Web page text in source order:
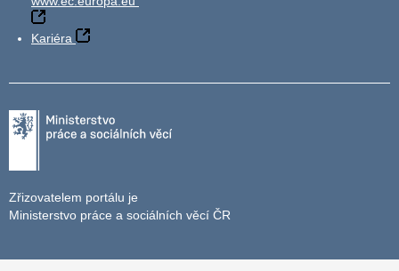
Kariéra
Zřizovatelem portálu je
Ministerstvo práce a sociálních věcí ČR